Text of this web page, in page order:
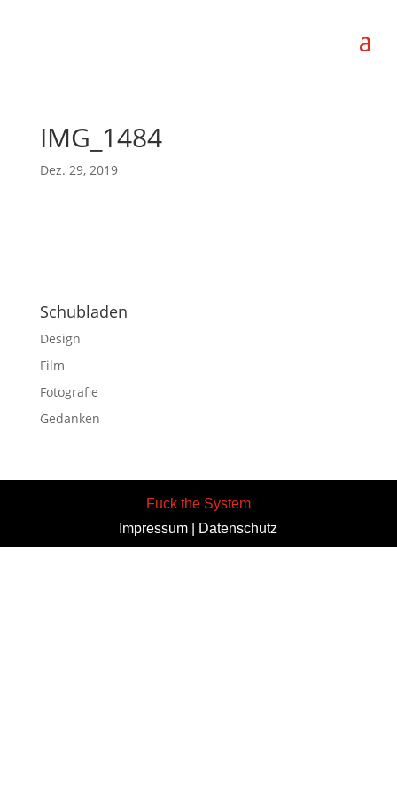
IMG_1484
Dez. 29, 2019
Schubladen
Design
Film
Fotografie
Gedanken
Fuck the System
Impressum
Datenschutz